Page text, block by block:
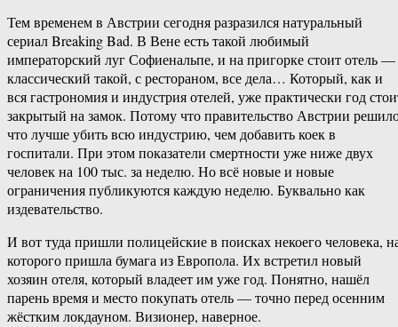
Тем временем в Австрии сегодня разразился натуральный
сериал Breaking Bad. В Вене есть такой любимый
императорский луг Софиенальпе, и на пригорке стоит отель —
классический такой, с рестораном, все дела… Который, как и
вся гастрономия и индустрия отелей, уже практически год
закрытый на замок. Потому что правительство Австрии
что лучше убить всю индустрию, чем добавить коек в
госпитали. При этом показатели смертности уже ниже двух
человек на 100 тыс. за неделю. Но всё новые и новые
ограничения публикуются каждую неделю. Буквально как
издевательство.
И вот туда пришли полицейские в поисках некоего человека,
которого пришла бумага из Европола. Их встретил новый
хозяин отеля, который владеет им уже год. Понятно, нашёл
парень время и место покупать отель — точно перед осенним
жёстким локдауном. Визионер, наверное.